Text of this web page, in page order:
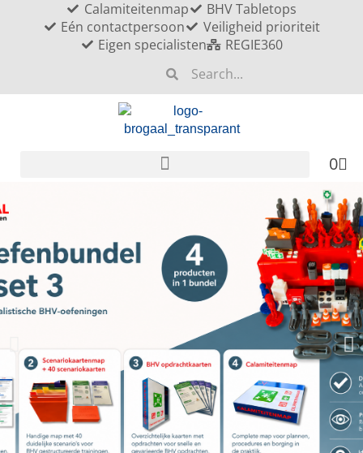
Calamiteitenmap
BHV Tabletops
Eén contactpersoon
Veiligheid prioriteit
Eigen specialisten
REGIE360
0